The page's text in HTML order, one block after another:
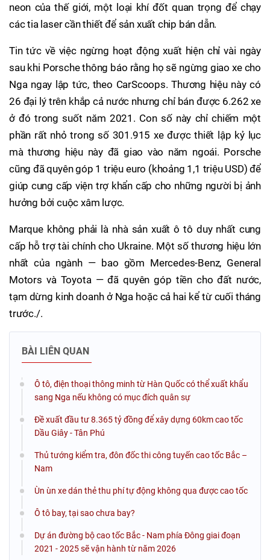
neon của thế giới, một loại khí đốt quan trọng để chạy
các tia laser cần thiết để sản xuất chip bán dẫn.
Tin tức về việc ngừng hoạt động xuất hiện chỉ vài ngày
sau khi Porsche thông báo rằng họ sẽ ngừng giao xe cho
Nga ngay lập tức, theo CarScoops. Thương hiệu này có
26 đại lý trên khắp cả nước nhưng chỉ bán được 6.262 xe
ở đó trong suốt năm 2021. Con số này chỉ chiếm một
phần rất nhỏ trong số 301.915 xe được thiết lập kỷ lục
mà thương hiệu này đã giao vào năm ngoái. Porsche
cũng đã quyên góp 1 triệu euro (khoảng 1,1 triệu USD) để
giúp cung cấp viện trợ khẩn cấp cho những người bị ảnh
hưởng bởi cuộc xâm lược.
Marque không phải là nhà sản xuất ô tô duy nhất cung
cấp hỗ trợ tài chính cho Ukraine. Một số thương hiệu lớn
nhất của ngành — bao gồm Mercedes-Benz, General
Motors và Toyota — đã quyên góp tiền cho đất nước,
tạm dừng kinh doanh ở Nga hoặc cả hai kể từ cuối tháng
trước./.
BÀI LIÊN QUAN
Ô tô, điện thoại thông minh từ Hàn Quốc có thể xuất khẩu
sang Nga nếu không có mục đích quân sự
Đề xuất đầu tư 8.365 tỷ đồng để xây dựng 60km cao tốc
Dầu Giây - Tân Phú
Thủ tướng kiểm tra, đôn đốc thi công tuyến cao tốc Bắc –
Nam
Ùn ùn xe dán thẻ thu phí tự động không qua được cao tốc
Ô tô bay, tại sao chưa bay?
Dự án đường bộ cao tốc Bắc - Nam phía Đông giai đoạn
2021 - 2025 sẽ vận hành từ năm 2026